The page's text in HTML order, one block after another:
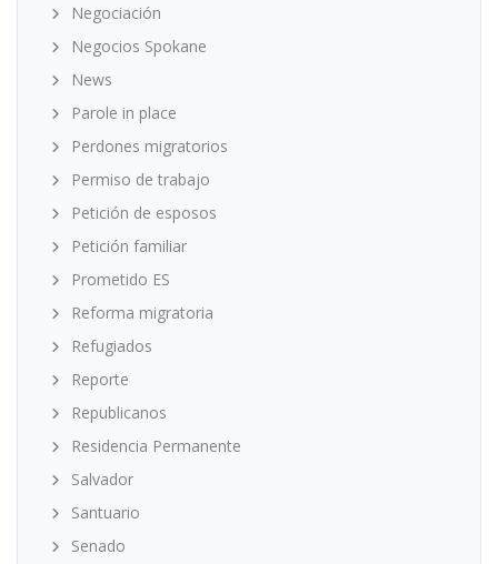
Negociación
Negocios Spokane
News
Parole in place
Perdones migratorios
Permiso de trabajo
Petición de esposos
Petición familiar
Prometido ES
Reforma migratoria
Refugiados
Reporte
Republicanos
Residencia Permanente
Salvador
Santuario
Senado